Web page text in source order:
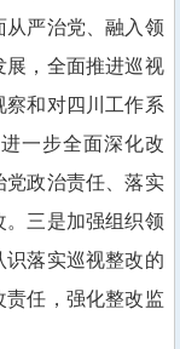
严治党、融入领
展，全面推进巡视
和对四川工作系
一步全面深化改
党政治责任、落实
。三是加强组织领
落实巡视整改的
责任，强化整改监